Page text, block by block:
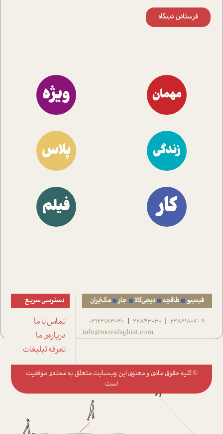
فرستادن دیدگاه
مهمان ویژه
زندگی پلاس
کار فیلم
فیدیبو طاقچه دیجی‌کالا جار مگ‌ایران
22861807-9
|
22843030
|
02122183030
info@movafaghiat.com
دسترسی سریع
تماس با ما
درباره‌ی ما
تعرفه تبلیغات
© کلیه حقوق مادی و معنوی این وب‌سایت متعلق به مجله‌ی موفقیت
است